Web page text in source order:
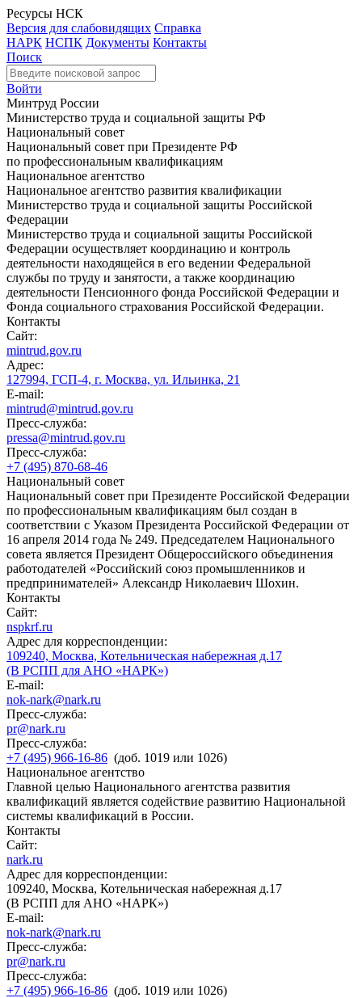
Ресурсы НСК
Версия для слабовидящих Справка
НАРК НСПК Документы Контакты
Поиск
Войти
Минтруд России
Министерство труда и социальной защиты РФ
Национальный совет
Национальный совет при Президенте РФ
по профессиональным квалификациям
Национальное агентство
Национальное агентство развития квалификации
Министерство труда и социальной защиты Российской
Федерации
Министерство труда и социальной защиты Российской
Федерации осуществляет координацию и контроль
деятельности находящейся в его ведении Федеральной
службы по труду и занятости, а также координацию
деятельности Пенсионного фонда Российской Федерации и
Фонда социального страхования Российской Федерации.
Контакты
Сайт:
mintrud.gov.ru
Адрес:
127994, ГСП-4, г. Москва, ул. Ильинка, 21
E-mail:
mintrud@mintrud.gov.ru
Пресс-служба:
pressa@mintrud.gov.ru
Пресс-служба:
+7 (495) 870-68-46
Национальный совет
Национальный совет при Президенте Российской Федерации
по профессиональным квалификациям был создан в
соответствии с Указом Президента Российской Федерации от
16 апреля 2014 года № 249. Председателем Национального
совета является Президент Общероссийского объединения
работодателей «Российский союз промышленников и
предпринимателей» Александр Николаевич Шохин.
Контакты
Сайт:
nspkrf.ru
Адрес для корреспонденции:
109240, Москва, Котельническая набережная д.17
(В РСПП для АНО «НАРК»)
E-mail:
nok-nark@nark.ru
Пресс-служба:
pr@nark.ru
Пресс-служба:
+7 (495) 966-16-86 (доб. 1019 или 1026)
Национальное агентство
Главной целью Национального агентства развития
квалификаций является содействие развитию Национальной
системы квалификаций в России.
Контакты
Сайт:
nark.ru
Адрес для корреспонденции:
109240, Москва, Котельническая набережная д.17
(В РСПП для АНО «НАРК»)
E-mail:
nok-nark@nark.ru
Пресс-служба:
pr@nark.ru
Пресс-служба:
+7 (495) 966-16-86 (доб. 1019 или 1026)